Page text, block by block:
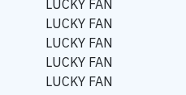
LUCKY FAN
LUCKY FAN
LUCKY FAN
LUCKY FAN
LUCKY FAN